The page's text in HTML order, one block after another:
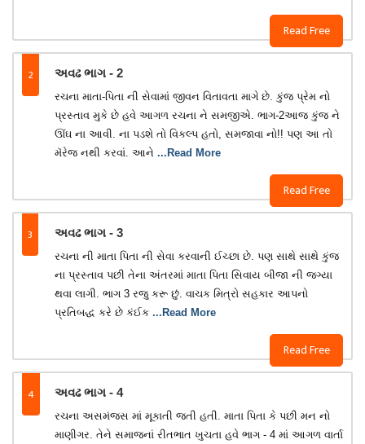
Read Free
2 અવઢ ભાગ - 2
Read Free
રચના માતા-પિતા ની સેવામાં જીવન વિતાવતા માગે છે. કુંજ પ્રેમ નો
પ્રસ્તાવ મુકે છે હવે આગળ રચના ને સમજીએ. ભાગ-2આજ કુંજ ને
ઊંઘ ના આવી. ના પડશે તો વિકલ્પ હતો, સમજાવા નો!! પણ આ તો
મૅરેજ નથી કરવાં. આને ...Read More
3 અવઢ ભાગ - 3
Read Free
રચના ની માતા પિતા ની સેવા કરવાની ઈચ્છા છે. પણ સાથે સાથે કુંજ
ના પ્રસ્તાવ પછી તેના અંતરમાં માતા પિતા સિવાય બીજા ની જગ્યા
થવા લાગી. ભાગ 3 રજુ કરૂ છું. વાચક મિત્રો સહકાર આપનો
પ્રતિબદ્ધ કરે છે કંઈક ...Read More
4 અવઢ ભાગ - 4
રચના અસમંજસ માં મૂકાતી જતી હતી. માતા પિતા કે પછી મન નો
માણીગર. તેને સમાજનાં રીતભાત ખુચતા હવે ભાગ - 4 માં આગળ વાર્તા